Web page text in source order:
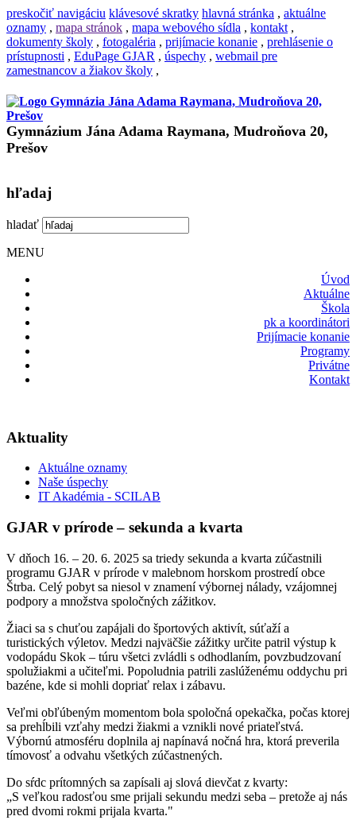
preskočiť navigáciu klávesové skratky hlavná stránka , aktuálne
oznamy , mapa stránok , mapa webového sídla , kontakt ,
dokumenty školy , fotogaléria , prijímacie konanie , prehlásenie o
prístupnosti , EduPage GJAR , úspechy , webmail pre
zamestnancov a žiakov školy ,
Gymnázium Jána Adama Raymana, Mudroňova 20,
Prešov
hľadaj
hladať
MENU
Úvod
Aktuálne
Škola
pk a koordinátori
Prijímacie konanie
Programy
Privátne
Kontakt
Aktuality
Aktuálne oznamy
Naše úspechy
IT Akadémia - SCILAB
GJAR v prírode – sekunda a kvarta
V dňoch 16. – 20. 6. 2025 sa triedy sekunda a kvarta zúčastnili
programu GJAR v prírode v malebnom horskom prostredí obce
Štrba. Celý pobyt sa niesol v znamení výbornej nálady, vzájomnej
podpory a množstva spoločných zážitkov.
Žiaci sa s chuťou zapájali do športových aktivít, súťaží a
turistických výletov. Medzi najväčšie zážitky určite patril výstup k
vodopádu Skok – túru všetci zvládli s odhodlaním, povzbudzovaní
spolužiakmi a učiteľmi. Popoludnia patrili zaslúženému oddychu pri
bazéne, kde si mohli dopriať relax i zábavu.
Veľmi obľúbeným momentom bola spoločná opekačka, počas ktorej
sa prehĺbili vzťahy medzi žiakmi a vznikli nové priateľstvá.
Výbornú atmosféru doplnila aj napínavá nočná hra, ktorá preverila
tímovosť a odvahu všetkých zúčastnených.
Do sŕdc prítomných sa zapísali aj slová dievčat z kvarty:
„S veľkou radosťou sme prijali sekundu medzi seba – pretože aj nás
pred dvomi rokmi prijala kvarta."